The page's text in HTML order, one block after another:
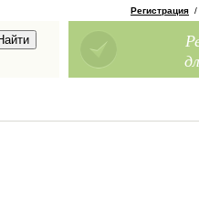
Регистрация /